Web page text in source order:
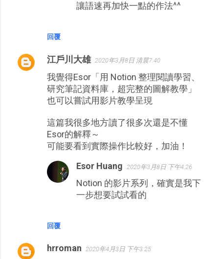
回覆
讓語速再加快一點的作法^^
江戶川大雄 2020年3月8日 清晨7:40
我覺得Esor「用 Notion 整理閱讀學習、
研究筆記資料庫，超完整的圖解教學」
也可以嘗試用影片教學呈現
這篇我很多地方讀了很多次還是不懂
Esor的解釋～
可能要看到實際操作比較好，加油！
回覆
Esor Huang 2020年3月8日 下午4:26
Notion 的影片系列，確實是我下
一步想要試試看的
hrroman 2020年4月3日 下午3:25